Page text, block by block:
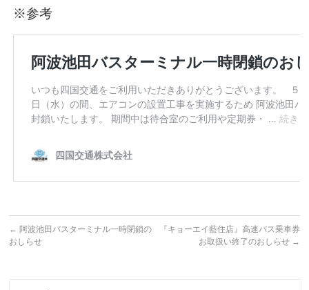
※参考
← 阿波池田バスターミナル一時閉鎖の
おしらせ
『キョーエイ藍住店』高速バス乗車券
お取扱い終了のおしらせ →